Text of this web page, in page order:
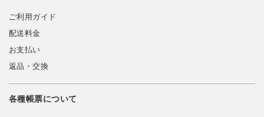
ご利用ガイド
配送料金
お支払い
返品・交換
各種帳票について